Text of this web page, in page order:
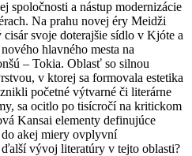
spoločnosti a nástup modernizácie
Na prahu novej éry Meidži
svoje doterajšie sídlo v Kjóte a
hlavného mesta na
– Tokia. Oblasť so silnou
v ktorej sa formovala estetika
početné výtvarné či literárne
sa ocitlo po tisícročí na kritickom
Kansai elementy definujúce
akej miery ovplyvní
vývoj literatúry v tejto oblasti?